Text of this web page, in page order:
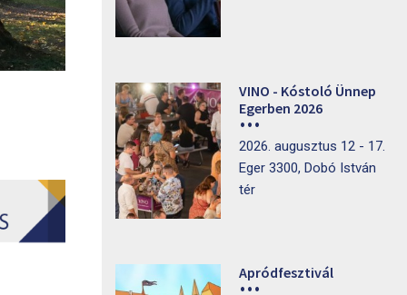
VINO - Kóstoló Ünnep
Egerben 2026
2026. augusztus 12 - 17.
Eger 3300, Dobó István
tér
Apródfesztivál